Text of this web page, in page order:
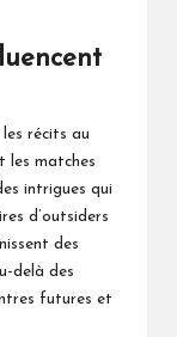
récits au
les matches
intrigues qui
d’outsiders
des
delà des
futures et